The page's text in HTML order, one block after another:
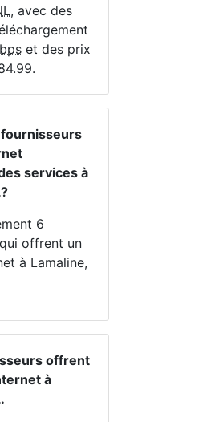
for 12 months
12 mo.
$49.00
, avec des
et des prix
services à
?
6
offrent un
à Lamaline,
offrent
à
.